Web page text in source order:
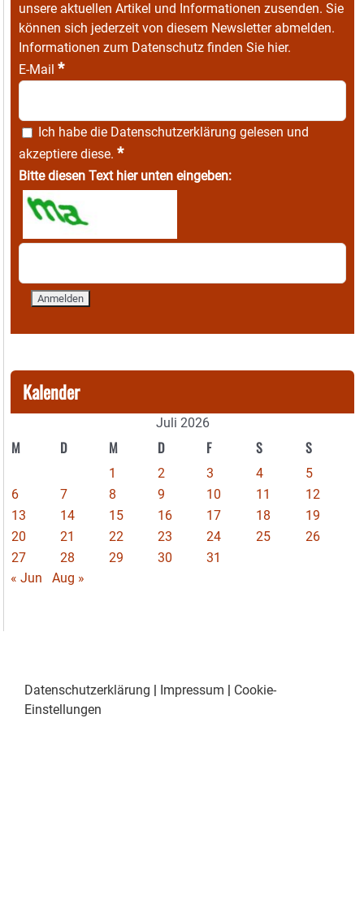
unsere aktuellen Artikel und Informationen zusenden. Sie
können sich jederzeit von diesem Newsletter abmelden.
Informationen zum Datenschutz finden Sie hier.
E-Mail *
Ich habe die Datenschutzerklärung gelesen und
akzeptiere diese. *
Bitte diesen Text hier unten eingeben:
Kalender
Juli 2026
M D M D F S S
1 2 3 4
5
6
7 8 9 10 11
12
13
14 15 16 17 18
19
20
21 22 23 24 25
26
27
28 29 30
31
« Jun
Aug »
Datenschutzerklärung Impressum
Cookie-
Einstellungen